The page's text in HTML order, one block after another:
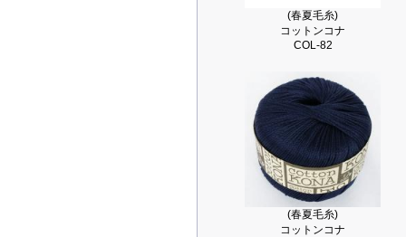
(春夏毛糸)
コットンコナ
COL-82
(春夏毛糸)
コットンコナ